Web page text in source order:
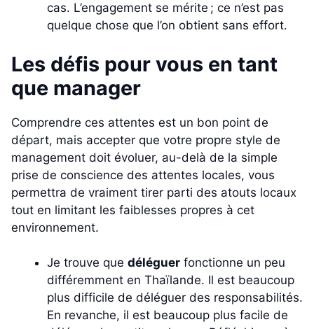
cas. L’engagement se mérite ; ce n’est pas
quelque chose que l’on obtient sans effort.
Les défis pour vous en tant
que manager
Comprendre ces attentes est un bon point de
départ, mais accepter que votre propre style de
management doit évoluer, au-delà de la simple
prise de conscience des attentes locales, vous
permettra de vraiment tirer parti des atouts locaux
tout en limitant les faiblesses propres à cet
environnement.
Je trouve que déléguer fonctionne un peu
différemment en Thaïlande. Il est beaucoup
plus difficile de déléguer des responsabilités.
En revanche, il est beaucoup plus facile de